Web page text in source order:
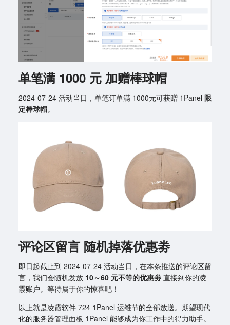
单笔满 1000 元 加赠棒球帽
2024-07-24 活动当日，单笔订单满 1000元可获赠 1Panel 限
定棒球帽。
评论区留言 随机掉落优惠劵
即日起截止到 2024-07-24 活动当日，在本条推送的评论区留
言，我们会随机发放 10～60 元不等的优惠劵 直接到你的凌
霞账户。等待属于你的惊喜吧！
以上就是凌霞软件 724 1Panel 运维节的全部放送。期望现代
化的服务器管理面板 1Panel 能够成为你工作中的得力助手。